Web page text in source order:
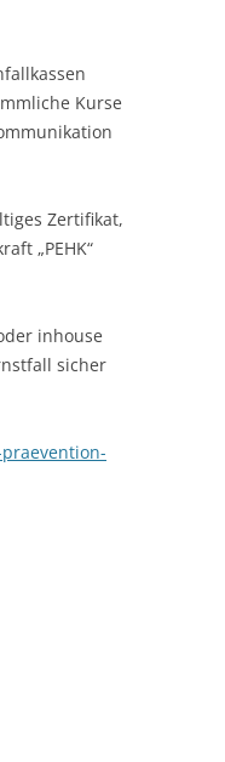
Kurse
Zertifikat,
„PEHK“
inhouse
sicher